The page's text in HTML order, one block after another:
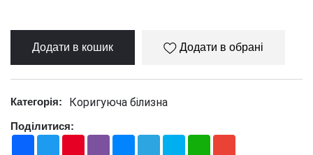
Додати в кошик Додати в обрані
Категорія: Коригуюча білизна
Поділитися:
Facebook
TwitterPinterestViber Messenger
TelegramSkypeWhatsApp